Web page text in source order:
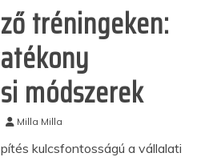
tréningeken:
módszerek
Milla Milla
kulcsfontosságú a vállalati